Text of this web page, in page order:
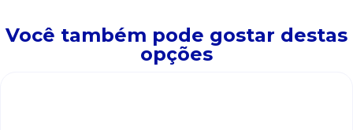
Você também pode gostar destas
opções